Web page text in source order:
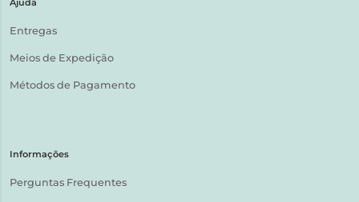
Entregas
Meios de Expedição
Métodos de Pagamento
Informações
Perguntas Frequentes